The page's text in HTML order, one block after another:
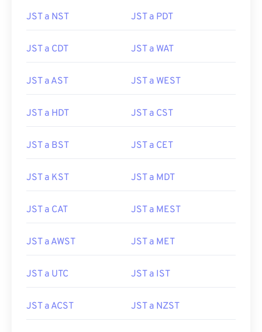
JST a NST JST a PDT
JST a CDT JST a WAT
JST a AST JST a WEST
JST a HDT JST a CST
JST a BST JST a CET
JST a KST JST a MDT
JST a CAT JST a MEST
JST a AWST JST a MET
JST a UTC JST a IST
JST a ACST JST a NZST